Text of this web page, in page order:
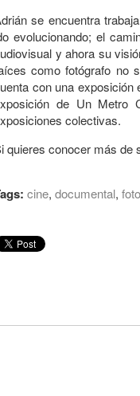
se encuentra
evolucionando; el
y ahora su
como fotógrafo no
con una exposición
de Un Metro
colectivas.
quieres conocer más de
cine, documental,